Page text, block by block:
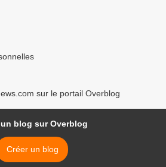
sur le portail Overblog
un blog sur Overblog
Créer un blog